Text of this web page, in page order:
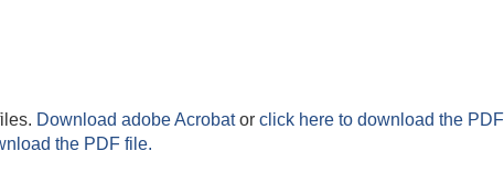
Download adobe Acrobator click here to download the
the PDF file.